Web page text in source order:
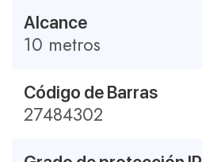
Alcance
10 metros
Código de Barras
27484302